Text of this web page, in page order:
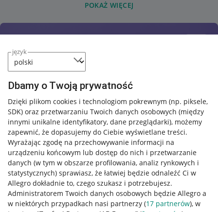
język
Dbamy o Twoją prywatność
Dzięki plikom cookies i technologiom pokrewnym (np. piksele,
SDK) oraz przetwarzaniu Twoich danych osobowych (między
innymi unikalne identyfikatory, dane przeglądarki), możemy
zapewnić, że dopasujemy do Ciebie wyświetlane treści.
Wyrażając zgodę na przechowywanie informacji na
urządzeniu końcowym lub dostęp do nich i przetwarzanie
danych (w tym w obszarze profilowania, analiz rynkowych i
statystycznych) sprawiasz, że łatwiej będzie odnaleźć Ci w
Allegro dokładnie to, czego szukasz i potrzebujesz.
Administratorem Twoich danych osobowych będzie Allegro a
w niektórych przypadkach nasi partnerzy (17 partnerów), w
POKAŻ WIĘCEJ